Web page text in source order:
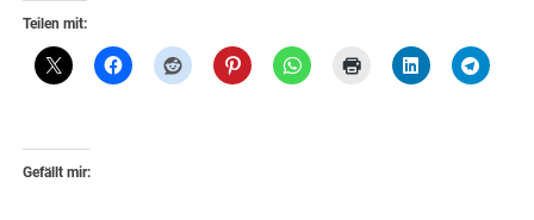
Teilen mit:
Gefällt mir: